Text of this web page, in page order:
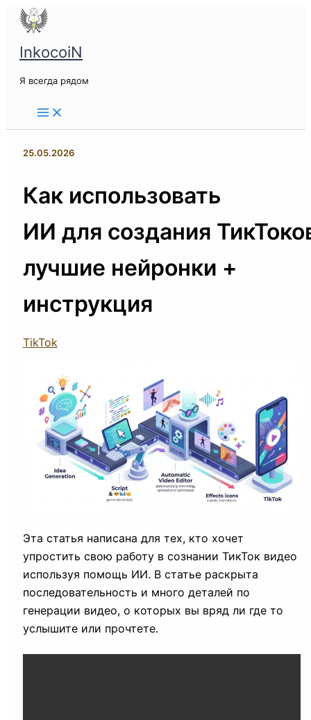
Перейти
содержимому
InkocoiN
Я всегда рядом
25.05.2026
Как использовать
ИИ для создания
лучшие нейронки +
инструкция
TikTok
Эта статья написана для тех, кто хочет
упростить свою работу в сознании ТикТок видео
используя помощь ИИ. В статье раскрыта
последовательность и много деталей по
генерации видео, о которых вы вряд ли где то
услышите или прочтете.